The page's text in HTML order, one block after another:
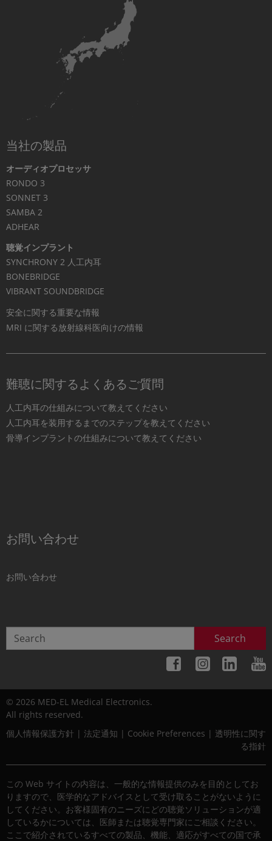
当社の製品
オーディオプロセッサ
RONDO 3
SONNET 3
SAMBA 2
ADHEAR
聴覚インプラント
SYNCHRONY 2 人工内耳
BONEBRIDGE
VIBRANT SOUNDBRIDGE
安全に関する重要な情報
MRI に関する放射線科医向けの情報
難聴に関するよくあるご質問
人工内耳の仕組みについて教えてください
人工内耳を装用するまでのステップを教えてください
骨導インプラントの仕組みについて教えてください
お問い合わせ
お問い合わせ
Search
© 2026 MED-EL Medical Electronics.
All rights reserved.
個人情報保護方針 | 法定通知 | Cookie Preferences | 透明性に関す
る指針
この Web サイトの内容は、一般的な情報提供のみを目的としてお
りますので、医学的なアドバイスとして受け取ることがないように
してください。お客様固有のニーズにどの聴覚ソリューションが適
しているかについては、医師または聴覚専門家にご相談ください。
ここで紹介されているすべての製品、機能、適応がすべての国で承